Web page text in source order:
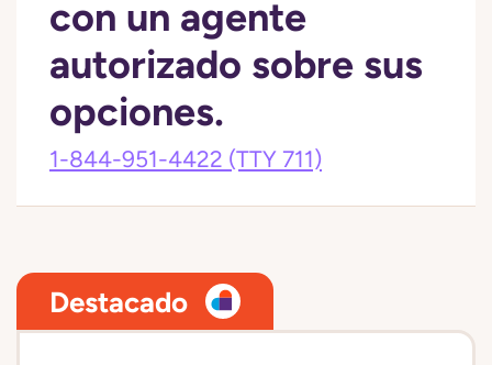
con un agente
autorizado sobre sus
opciones.
1-844-951-4422 (TTY 711)
Destacado